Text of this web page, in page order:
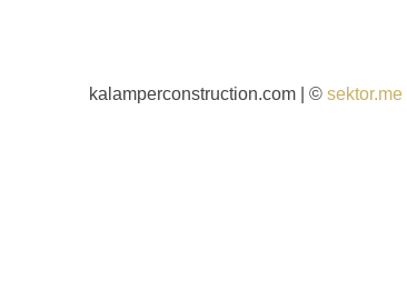
kalamperconstruction.com | © sektor.me